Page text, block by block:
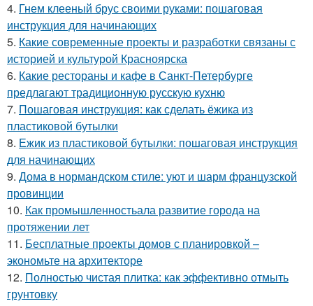
4. Гнем клееный брус своими руками: пошаговая
инструкция для начинающих
5. Какие современные проекты и разработки связаны с
историей и культурой Красноярска
6. Какие рестораны и кафе в Санкт-Петербурге
предлагают традиционную русскую кухню
7. Пошаговая инструкция: как сделать ёжика из
пластиковой бутылки
8. Ежик из пластиковой бутылки: пошаговая инструкция
для начинающих
9. Дома в нормандском стиле: уют и шарм французской
провинции
10. Как промышленностьала развитие города на
протяжении лет
11. Бесплатные проекты домов с планировкой –
экономьте на архитекторе
12. Полностью чистая плитка: как эффективно отмыть
грунтовку